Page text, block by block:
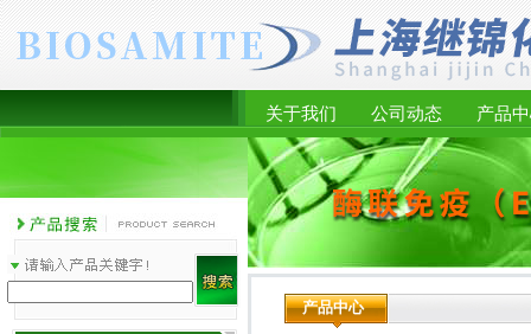
关于我们 公司动态 产品
产品中心